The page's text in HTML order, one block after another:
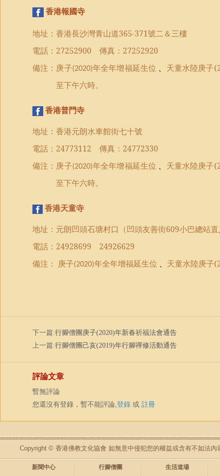
香港報國寺
地址：香港長沙灣青山道365-371號二＆三樓
電話： 27252900 傳真： 27252920
備注： 庚子(2020)年全年增福延生位 、 天童水陸庚子
至下午六時。
香港普門寺
地址：香港元朗水車館街七十號
電話： 24773112 傳真： 24772330
備注： 庚子(2020)年全年增福延生位 、 天童水陸庚子
至下午六時。
香港天童寺
地址：元朗凹頭石塘村口（凹頭友善街609小巴總站
電話： 24928699
24926629
備注： 庚子(2020)年全年增福延生位 、 天童水陸庚子
下一篇:行腳僧團庚子(2020)年新春祈福法會通告
上一篇:行腳僧團己亥(2019)年行腳禪修活動通告
評論文章
暫無評論
您還沒有登錄，暫不能評論,登錄 或 註冊
Copyright © 香港佛教文化協會 如無意中侵犯您的權益或含有不如法內
新聞中心
行腳僧團
生活道場